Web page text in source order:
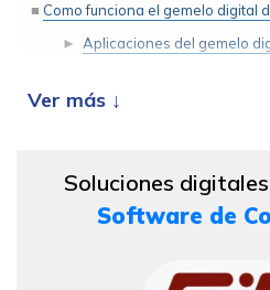
Como funciona el gemelo digital
Aplicaciones del gemelo
ventajas
Soluciones digitales
Software de